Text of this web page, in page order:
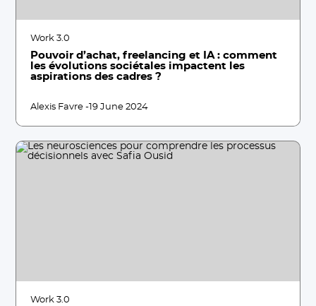
Work 3.0
Pouvoir d’achat, freelancing et IA : comment
les évolutions sociétales impactent les
aspirations des cadres ?
Alexis Favre -19 June 2024
Work 3.0